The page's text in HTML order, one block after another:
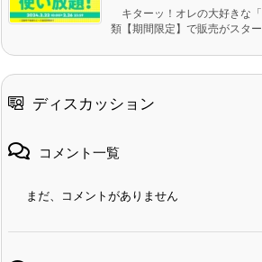
キターッ！オレの大好きな
類【期間限定】で販売がスタ
ディスカッション
コメント一覧
まだ、コメントがありません